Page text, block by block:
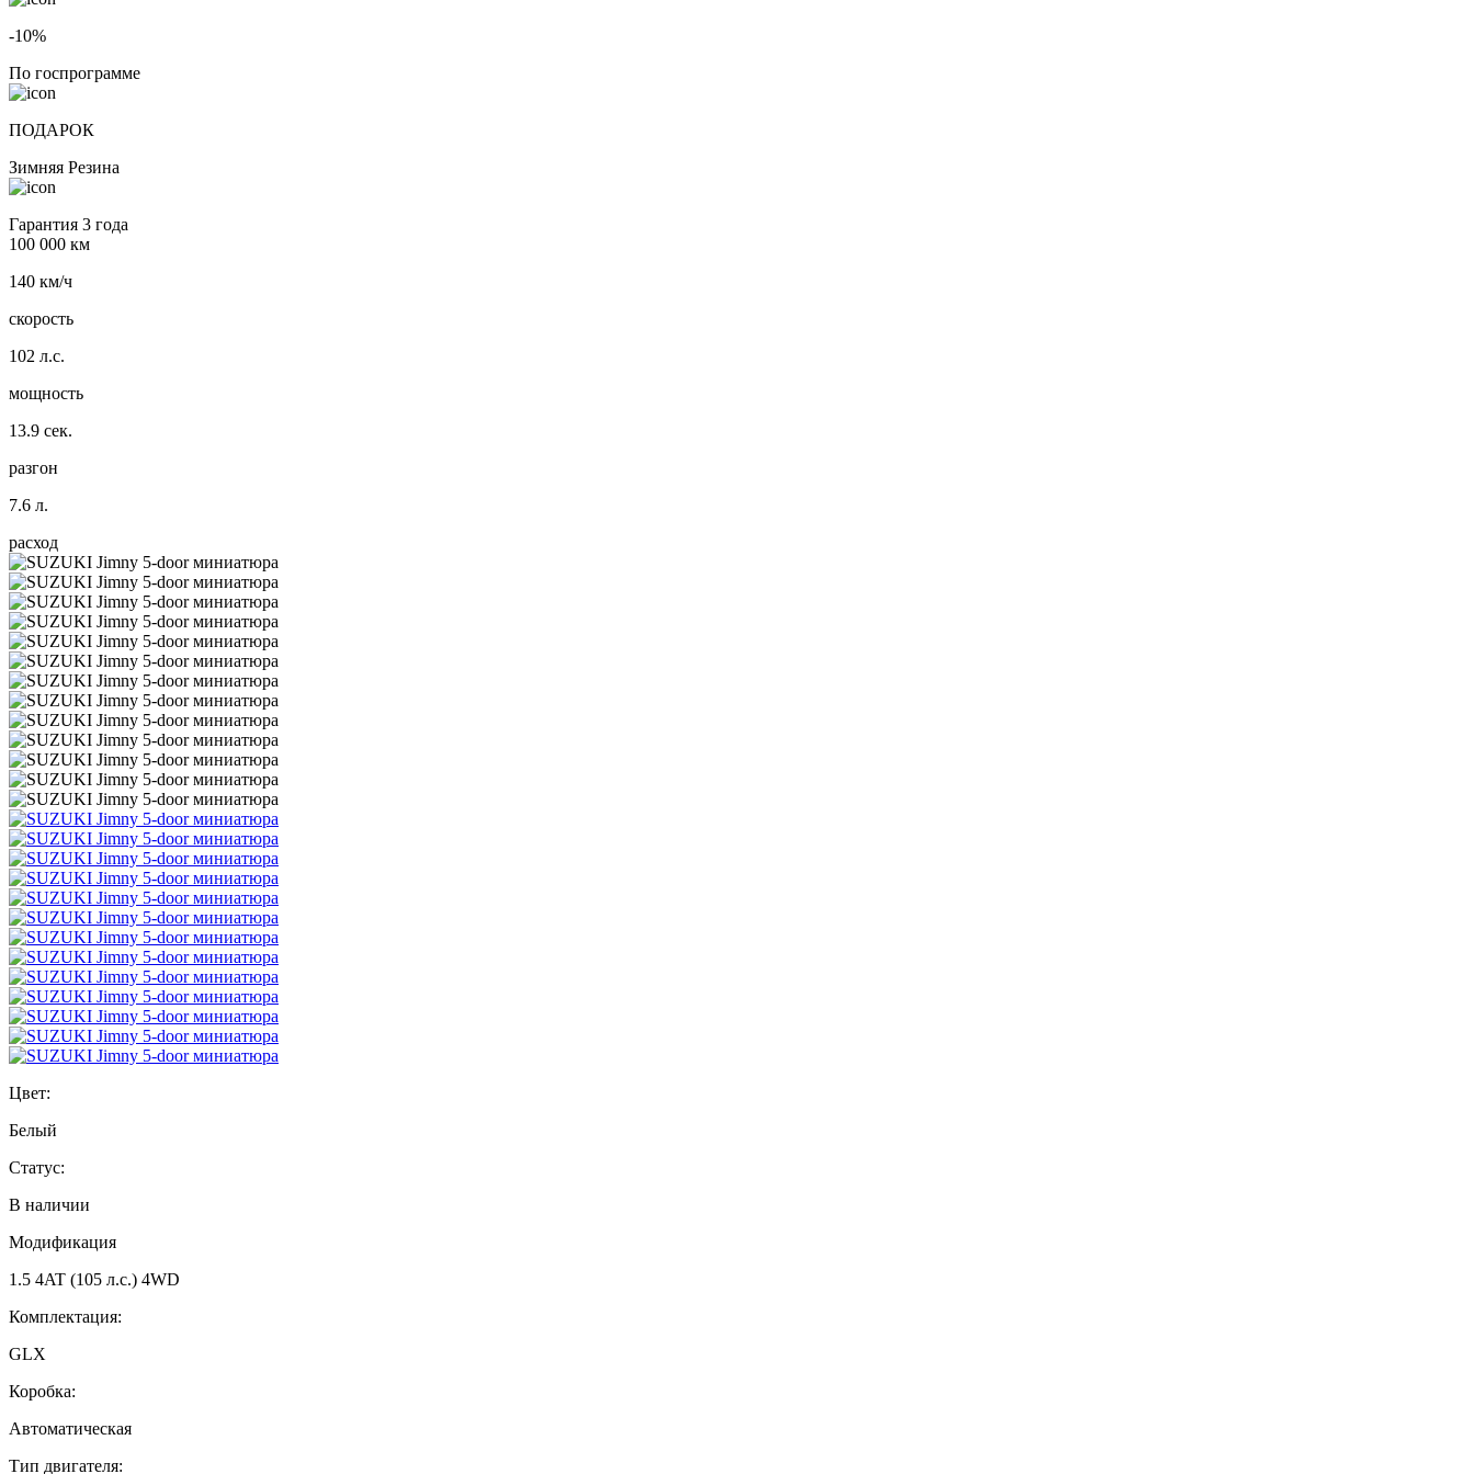
-10%
По госпрограмме
ПОДАРОК
Зимняя Резина
Гарантия 3 года
100 000 км
140 км/ч
скорость
102 л.с.
мощность
13.9 сек.
разгон
7.6 л.
расход
Цвет:
Белый
Статус:
В наличии
Модификация
1.5 4AT (105 л.с.) 4WD
Комплектация:
GLX
Коробка:
Автоматическая
Тип двигателя: